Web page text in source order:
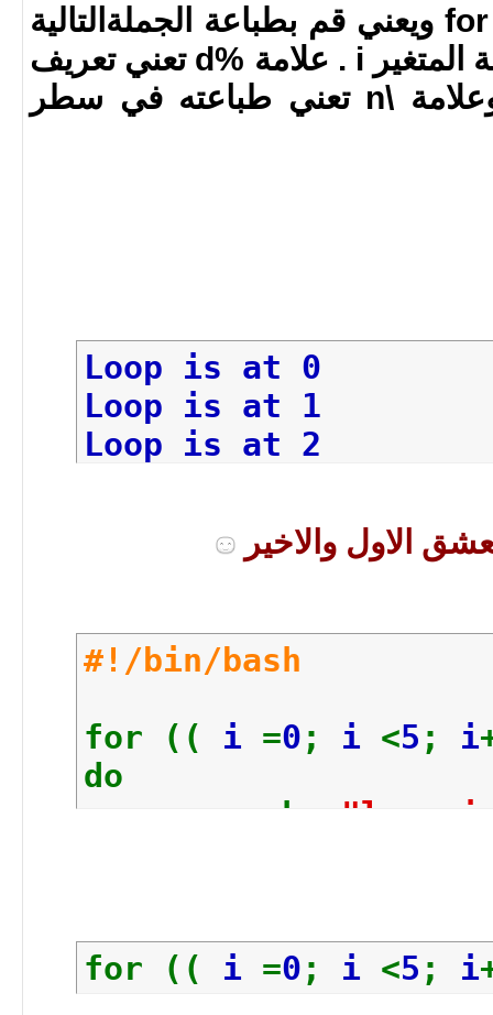
البودي الخاص بال for loop ويعني قم بطباعة الجملةالتالية
Loop is at ملحوقة بقيمة المتغير i . علامة %d تعني تعريف
للمتغير i عند الطباعة وعلامة \n تعني طباعته في سطر
Loop is at 0
Loop is at 1
Loop is at 2
Loop is at 4
#!/bin/bash
for (( i =0 ; i <5 ; i
do
echo "loop
for (( i =0 ; i <5 ; i